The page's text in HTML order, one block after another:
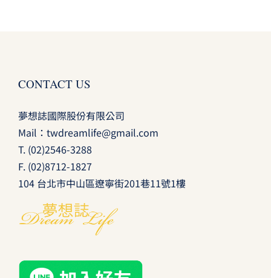
CONTACT US
夢想誌國際股份有限公司
Mail： twdreamlife@gmail.com
T. (02)2546-3288
F. (02)8712-1827
104 台北市中山區遼寧街201巷11號1樓